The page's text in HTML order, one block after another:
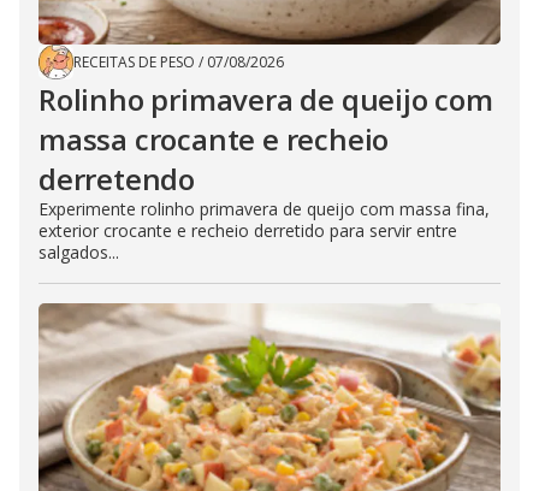
RECEITAS DE PESO / 07/08/2026
Rolinho primavera de queijo com
massa crocante e recheio
derretendo
Experimente rolinho primavera de queijo com massa fina,
exterior crocante e recheio derretido para servir entre
salgados...